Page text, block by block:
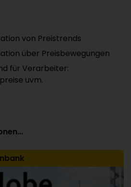
von Preistrends
über Preisbewegungen
für Verarbeiter:
uvm.